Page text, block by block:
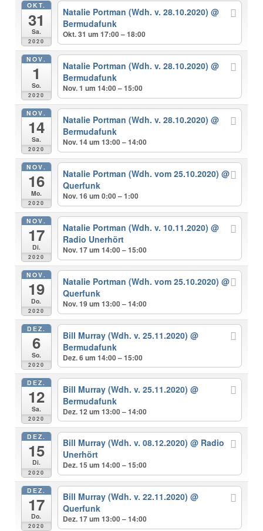
OKT.
31
Sa.
2020
Natalie Portman (Wdh. v. 28.10.2020) @
Bermudafunk
Okt. 31 um 17:00 – 18:00
NOV.
1
So.
2020
Natalie Portman (Wdh. v. 28.10.2020) @
Bermudafunk
Nov. 1 um 14:00 – 15:00
NOV.
14
Sa.
2020
Natalie Portman (Wdh. v. 28.10.2020) @
Bermudafunk
Nov. 14 um 13:00 – 14:00
NOV.
16
Mo.
2020
Natalie Portman (Wdh. vom 25.10.2020) @
Querfunk
Nov. 16 um 0:00 – 1:00
NOV.
17
Di.
2020
Natalie Portman (Wdh. v. 10.11.2020) @
Radio Unerhört
Nov. 17 um 14:00 – 15:00
NOV.
19
Do.
2020
Natalie Portman (Wdh. vom 25.10.2020) @
Querfunk
Nov. 19 um 13:00 – 14:00
DEZ.
6
So.
2020
Bill Murray (Wdh. v. 25.11.2020) @
Bermudafunk
Dez. 6 um 14:00 – 15:00
DEZ.
12
Sa.
2020
Bill Murray (Wdh. v. 25.11.2020) @
Bermudafunk
Dez. 12 um 13:00 – 14:00
DEZ.
15
Di.
2020
Bill Murray (Wdh. v. 08.12.2020) @ Radio
Unerhört
Dez. 15 um 14:00 – 15:00
DEZ.
17
Do.
2020
Bill Murray (Wdh. v. 22.11.2020) @
Querfunk
Dez. 17 um 13:00 – 14:00